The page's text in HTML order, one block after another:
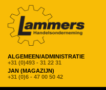
ALGEMEEN/ADMINISTRATIE
+31 (0)493 - 31 22 31
JAN (MAGAZIJN)
+31 (0)6 - 47 00 50 42